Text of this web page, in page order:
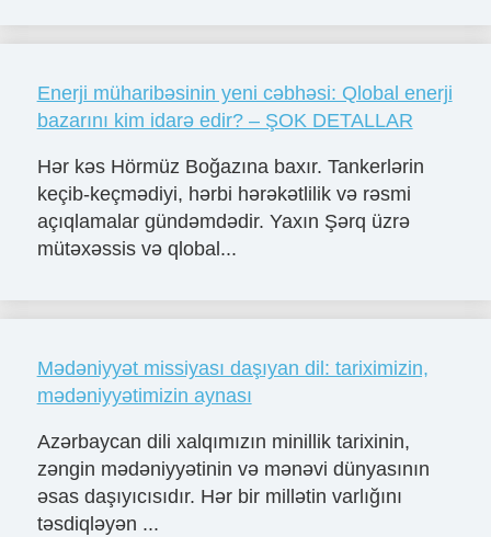
Enerji müharibəsinin yeni cəbhəsi: Qlobal enerji
bazarını kim idarə edir? – ŞOK DETALLAR
Hər kəs Hörmüz Boğazına baxır. Tankerlərin
keçib-keçmədiyi, hərbi hərəkətlilik və rəsmi
açıqlamalar gündəmdədir. Yaxın Şərq üzrə
mütəxəssis və qlobal...
Mədəniyyət missiyası daşıyan dil: tariximizin,
mədəniyyətimizin aynası
Azərbaycan dili xalqımızın minillik tarixinin,
zəngin mədəniyyətinin və mənəvi dünyasının
əsas daşıyıcısıdır. Hər bir millətin varlığını
təsdiqləyən ...